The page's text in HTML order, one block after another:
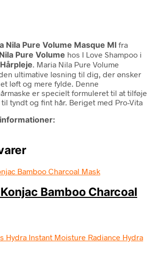
Nila Pure Volume Masque Ml fra
Pure Volume hos I Love Shampoo i
. Maria Nila Pure Volume
ultimative løsning til dig, der ønsker
løft og mere fylde. Denne
er specielt formuleret til at tilføje
tyndt og fint hår. Beriget med Pro-Vita
Bamboo Charcoal